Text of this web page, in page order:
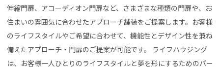
伸縮門扉、アコーディオン門扉など、さまざまな種類の門扉や、お
住まいの雰囲気に合わせたアプローチ舗装をご提案します。お客様
のライフスタイルやご希望に合わせて、機能性とデザイン性を兼ね
備えたアプローチ・門扉のご提案が可能です。 ライフハウジング
は、お客様一人ひとりのライフスタイルと夢を形にするためのパー